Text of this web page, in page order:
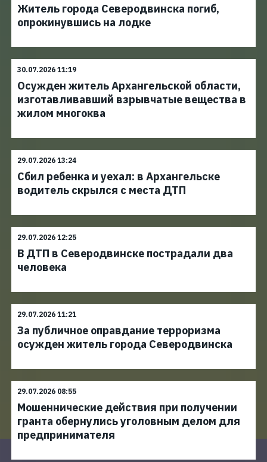
Житель города Северодвинска погиб,
опрокинувшись на лодке
30.07.2026 11:19
Осужден житель Архангельской области,
изготавливавший взрывчатые вещества в
жилом многоква
29.07.2026 13:24
Сбил ребенка и уехал: в Архангельске
водитель скрылся с места ДТП
29.07.2026 12:25
В ДТП в Северодвинске пострадали два
человека
29.07.2026 11:21
За публичное оправдание терроризма
осужден житель города Северодвинска
29.07.2026 08:55
Мошеннические действия при получении
гранта обернулись уголовным делом для
предпринимателя